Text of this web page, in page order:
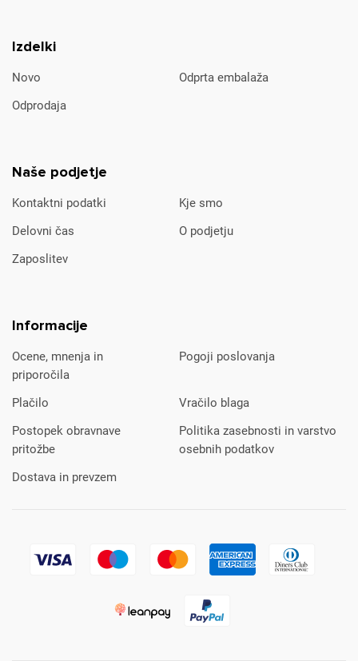
Izdelki
Novo
Odprta embalaža
Odprodaja
Naše podjetje
Kontaktni podatki
Kje smo
Delovni čas
O podjetju
Zaposlitev
Informacije
Ocene, mnenja in
priporočila
Pogoji poslovanja
Plačilo
Vračilo blaga
Postopek obravnave
pritožbe
Politika zasebnosti in varstvo
osebnih podatkov
Dostava in prevzem